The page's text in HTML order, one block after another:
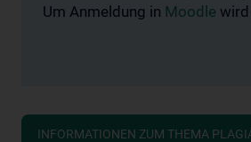
Um Anmeldung in Moodle
INFORMATIONEN ZUM THEMA